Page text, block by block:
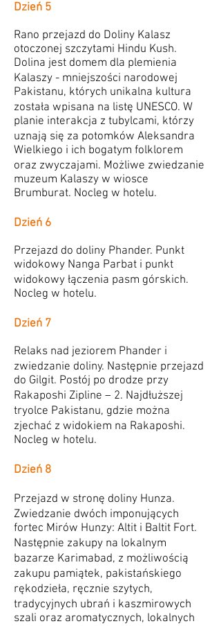
Dzień 5
Rano przejazd do Doliny Kalasz
otoczonej szczytami Hindu Kush.
Dolina jest domem dla plemienia
Kalaszy - mniejszości narodowej
Pakistanu, których unikalna kultura
została wpisana na listę UNESCO. W
planie interakcja z tubylcami, którzy
uznają się za potomków Aleksandra
Wielkiego i ich bogatym folklorem
oraz zwyczajami. Możliwe zwiedzanie
muzeum Kalaszy w wiosce
Brumburat. Nocleg w hotelu.
Dzień 6
Przejazd do doliny Phander. Punkt
widokowy Nanga Parbat i punkt
widokowy łączenia pasm górskich.
Nocleg w hotelu.
Dzień 7
Relaks nad jeziorem Phander i
zwiedzanie doliny. Następnie przejazd
do Gilgit. Postój po drodze przy
Rakaposhi Zipline – 2. Najdłuższej
tryolce Pakistanu, gdzie można
zjechać z widokiem na Rakaposhi.
Nocleg w hotelu.
Dzień 8
Przejazd w stronę doliny Hunza.
Zwiedzanie dwóch imponujących
fortec Mirów Hunzy: Altit i Baltit Fort.
Następnie zakupy na lokalnym
bazarze Karimabad, z możliwością
zakupu pamiątek, pakistańskiego
rękodzieła, ręcznie szytych,
tradycyjnych ubrań i kaszmirowych
szali oraz aromatycznych, lokalnych